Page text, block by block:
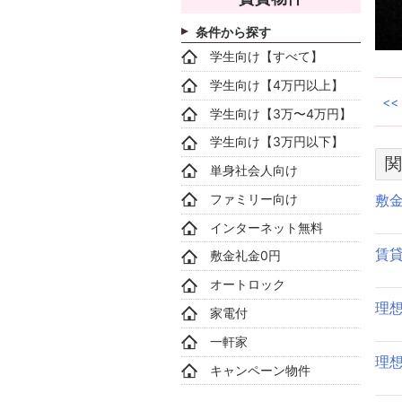
投
ー
敷
賃
理
理
条件から探す
学生向け【すべて】
学生向け【4万円以上】
学生向け【3万〜4万円】
学生向け【3万円以下】
単身社会人向け
ファミリー向け
インターネット無料
敷金礼金0円
オートロック
家電付
一軒家
キャンペーン物件